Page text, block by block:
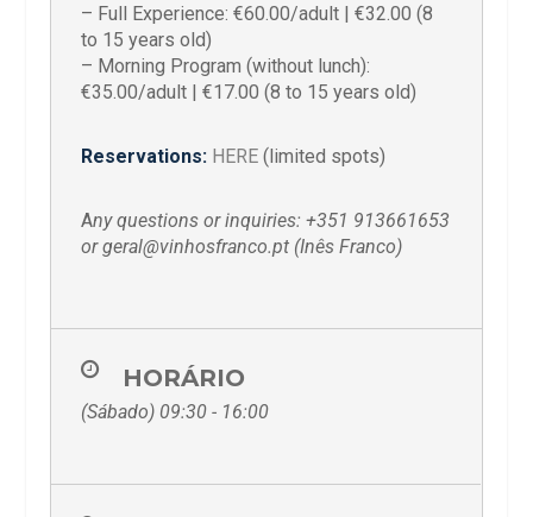
– Full Experience: €60.00/adult | €32.00 (8
to 15 years old)
– Morning Program (without lunch):
€35.00/adult | €17.00 (8 to 15 years old)
Reservations: HERE (limited spots)
Any questions or inquiries: +351 913661653
or geral@vinhosfranco.pt (Inês Franco)
HORÁRIO
(Sábado) 09:30 - 16:00